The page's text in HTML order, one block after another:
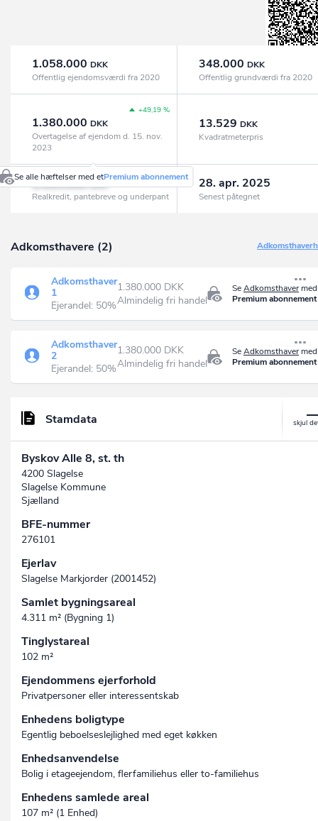
1.058.000 DKK
Offentlig ejendomsværdi fra 2020
348.000 DKK
Offentlig grundværdi fra 2020
+49,19 %
1.380.000 DKK
Overtagelse af ejendom d. 15. nov.
2023
13.529 DKK
Kvadratmeterpris
1.113.000
Se alle hæftelser med etPremium abonnement
Realkredit, pantebreve og underpant
28. apr. 2025
Senest påtegnet
Adkomsthavere (2)
SeAdkomsthaver
Premium abonnement
Adkomsthaver
1
Ejerandel: 50%
1.380.000 DKK
Almindelig fri handel
SeAdkomsthaver
Premium abonnement
Adkomsthaver
2
Ejerandel: 50%
1.380.000 DKK
Almindelig fri handel
Stamdata
Byskov Alle 8, st. th
4200 Slagelse
Slagelse Kommune
Sjælland
BFE-nummer
276101
Ejerlav
Slagelse Markjorder (2001452)
Samlet bygningsareal
4.311 m² (Bygning 1)
Tinglystareal
102 m²
Ejendommens ejerforhold
Privatpersoner eller interessentskab
Enhedens boligtype
Egentlig beboelseslejlighed med eget køkken
Enhedsanvendelse
Bolig i etageejendom, flerfamiliehus eller to-familiehus
Enhedens samlede areal
107 m² (1 Enhed)